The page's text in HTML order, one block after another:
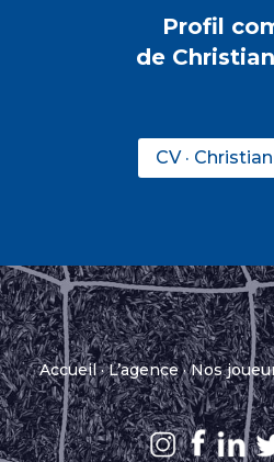
Profil
de
CV ·
Accueil·L’agence·Nos